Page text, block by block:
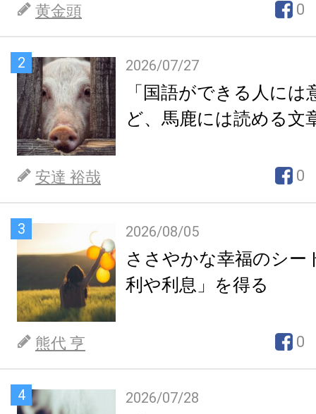
黄金頭 0
2 2026/07/27
「国語ができる人には
ど、馬鹿には読める文
安達 裕哉 0
3 2026/08/05
ささやかな幸福のシー
利や利息」を得る
熊代 亨 0
4 2026/07/28